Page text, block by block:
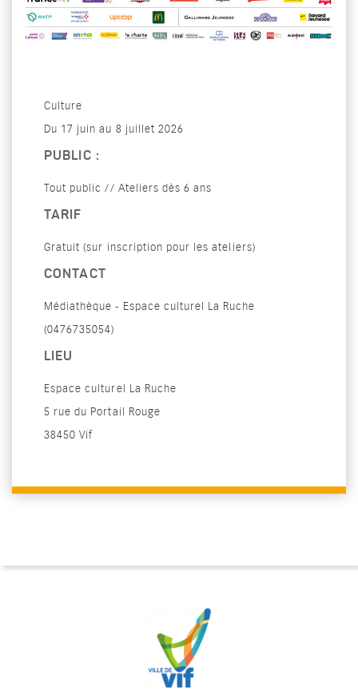
Catégorie : "
Culture
Du 17 juin au 8 juillet 2026
PUBLIC :
Tout public // Ateliers dès 6 ans
TARIF
Gratuit (sur inscription pour les ateliers)
CONTACT
Médiathèque - Espace culturel La Ruche
(0476735054)
LIEU
Espace culturel La Ruche
5 rue du Portail Rouge
38450 Vif